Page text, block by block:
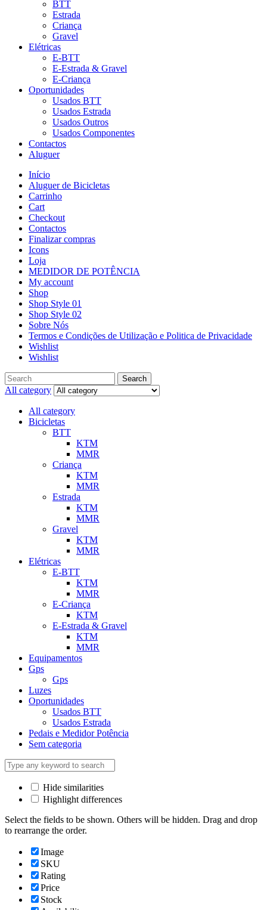
BTT
Estrada
Criança
Gravel
Elétricas
E-BTT
E-Estrada & Gravel
E-Criança
Oportunidades
Usados BTT
Usados Estrada
Usados Outros
Usados Componentes
Contactos
Aluguer
Início
Aluguer de Bicicletas
Carrinho
Cart
Checkout
Contactos
Finalizar compras
Icons
Loja
MEDIDOR DE POTÊNCIA
My account
Shop
Shop Style 01
Shop Style 02
Sobre Nós
Termos e Condições de Utilização e Politica de Privacidade
Wishlist
Wishlist
Search
All category
All category
Bicicletas
BTT
KTM
MMR
Criança
KTM
MMR
Estrada
KTM
MMR
Gravel
KTM
MMR
Elétricas
E-BTT
KTM
MMR
E-Criança
KTM
E-Estrada & Gravel
KTM
MMR
Equipamentos
Gps
Gps
Luzes
Oportunidades
Usados BTT
Usados Estrada
Pedais e Medidor Potência
Sem categoria
Hide similarities
Highlight differences
Select the fields to be shown. Others will be hidden. Drag and drop
to rearrange the order.
Image
SKU
Rating
Price
Stock